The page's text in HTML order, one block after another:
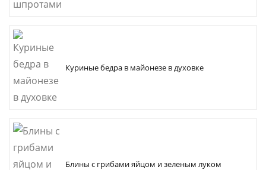
Куриные бедра в майонезе в духовке
Блины с грибами яйцом и зеленым луком